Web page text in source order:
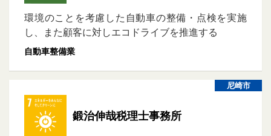
環境のことを考慮した自動車の整備・点検を実施
し、また顧客に対しエコドライブを推進する
自動車整備業
尼崎市
鍛治伸哉税理士事務所